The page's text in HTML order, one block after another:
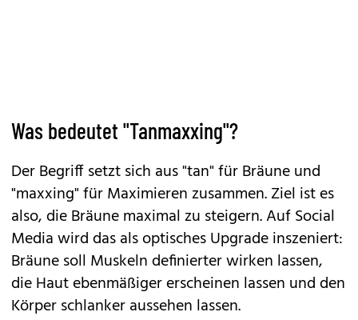
Was bedeutet "Tanmaxxing"?
Der Begriff setzt sich aus "tan" für Bräune und
"maxxing" für Maximieren zusammen. Ziel ist es
also, die Bräune maximal zu steigern. Auf Social
Media wird das als optisches Upgrade inszeniert:
Bräune soll Muskeln definierter wirken lassen,
die Haut ebenmäßiger erscheinen lassen und den
Körper schlanker aussehen lassen.